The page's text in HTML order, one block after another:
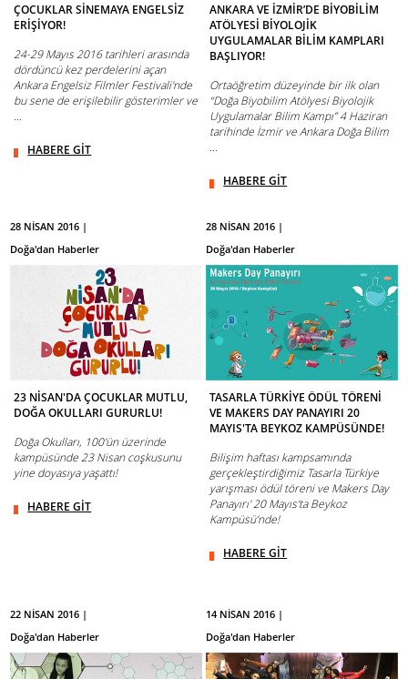
ÇOCUKLAR SİNEMAYA ENGELSİZ
ERİŞİYOR!
24-29 Mayıs 2016 tarihleri arasında
dördüncü kez perdelerini açan
Ankara Engelsiz Filmler Festivali'nde
bu sene de erişilebilir gösterimler ve
...
HABERE GİT
ANKARA VE İZMİR’DE BİYOBİLİM
ATÖLYESİ BİYOLOJİK
UYGULAMALAR BİLİM KAMPLARI
BAŞLIYOR!
Ortaöğretim düzeyinde bir ilk olan
“Doğa Biyobilim Atölyesi Biyolojik
Uygulamalar Bilim Kampı” 4 Haziran
tarihinde İzmir ve Ankara Doğa Bilim
...
HABERE GİT
28 NİSAN 2016 |
Doğa'dan Haberler
23 NİSAN'DA ÇOCUKLAR MUTLU,
DOĞA OKULLARI GURURLU!
Doğa Okulları, 100'ün üzerinde
kampüsünde 23 Nisan coşkusunu
yine doyasıya yaşattı!
HABERE GİT
28 NİSAN 2016 |
Doğa'dan Haberler
TASARLA TÜRKİYE ÖDÜL TÖRENİ
VE MAKERS DAY PANAYIRI 20
MAYIS'TA BEYKOZ KAMPÜSÜNDE!
Bilişim haftası kampsamında
gerçekleştirdiğimiz Tasarla Türkiye
yarışması ödül töreni ve Makers Day
Panayırı' 20 Mayıs'ta Beykoz
Kampüsü’nde!
HABERE GİT
22 NİSAN 2016 |
Doğa'dan Haberler
14 NİSAN 2016 |
Doğa'dan Haberler